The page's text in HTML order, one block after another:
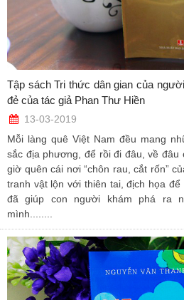
Tập sách Tri thức dân gian của
đẻ của tác giả Phan Thư Hiền
13-03-2019
Mỗi làng quê Việt Nam đều mang
sắc địa phương, để rồi đi đâu, về
giờ quên cái nơi “chôn rau, cắt rốn”
tranh vật lộn với thiên tai, địch họa
đã giúp con người khám phá ra
mình........